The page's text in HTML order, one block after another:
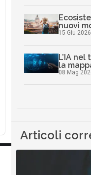
nuovi
15 Giu 2026
L’IA
la
08 Mag
Articoli